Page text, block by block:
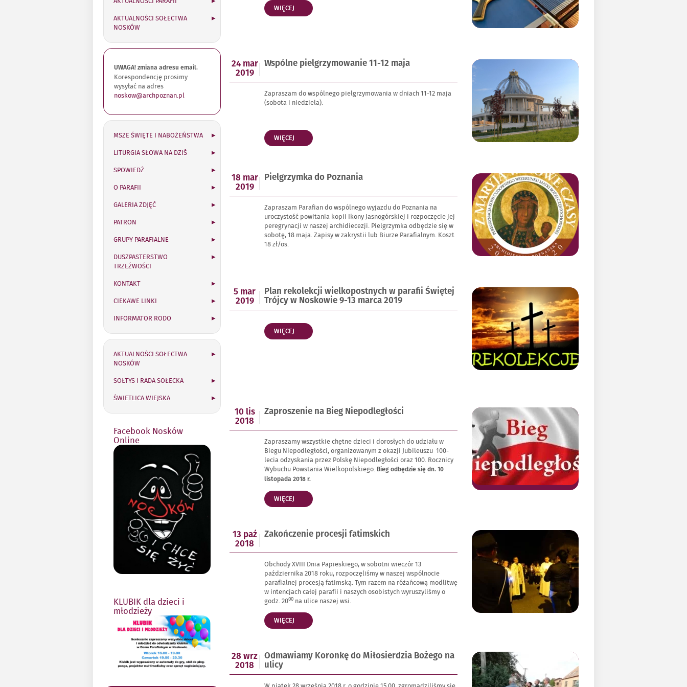
AKTUALNOŚCI SOŁECTWA
NOSKÓW
UWAGA! zmiana adresu email.
Korespondencję prosimy
wysyłać na adres
noskow@archpoznan.pl
MSZE ŚWIĘTE I NABOŻEŃSTWA
LITURGIA SŁOWA NA DZIŚ
SPOWIEDŹ
O PARAFII
GALERIA ZDJĘĆ
PATRON
GRUPY PARAFIALNE
DUSZPASTERSTWO
TRZEŹWOŚCI
KONTAKT
CIEKAWE LINKI
INFORMATOR RODO
Sołectwo Nosków
AKTUALNOŚCI SOŁECTWA
NOSKÓW
SOŁTYS I RADA SOŁECKA
ŚWIETLICA WIEJSKA
Facebook Nosków
Online
KLUBIK dla dzieci i
młodzieży
WIĘCEJ „TURNIEJ
TENISA
Wspólne pielgrzymowanie 11-12 maja
Opublikowano
w
dniu
24 mar
2019
Zapraszam do wspólnego pielgrzymowania w dniach 11-12 maja
(sobota i niedziela).
WIĘCEJ „WSPÓLNE
PIELGRZYMOWANIE
MAJA”
Pielgrzymka do Poznania
Opublikowano
w
dniu
18 mar
2019
Zapraszam Parafian do wspólnego wyjazdu do Poznania na
uroczystość powitania kopii Ikony Jasnogórskiej i rozpoczęcie jej
peregrynacji w naszej archidiecezji. Pielgrzymka odbędzie się w
sobotę, 18 maja. Zapisy w zakrystii lub Biurze Parafialnym. Koszt
18 zł/os.
Plan rekolekcji wielkopostnych w parafii Świętej
Trójcy w Noskowie 9-13 marca 2019
Opublikowano
w
dniu
5 mar
2019
WIĘCEJ
REKOLEKCJI
NOSKOWIE
9-
MARCA
2019”
Zaproszenie na Bieg Niepodległości
Opublikowano
w
dniu
10 lis
2018
Zapraszamy wszystkie chętne dzieci i dorosłych do udziału w
Biegu Niepodległości, organizowanym z okazji Jubileuszu 100-
lecia odzyskania przez Polskę Niepodległości oraz 100. Rocznicy
Wybuchu Powstania Wielkopolskiego. Bieg odbędzie się dn. 10
listopada 2018 r.
WIĘCEJ „ZAPROSZENIE
NA
Zakończenie procesji fatimskich
Opublikowano
w
dniu
13 paź
2018
Obchody XVIII Dnia Papieskiego, w sobotni wieczór 13
października 2018 roku, rozpoczęliśmy w naszej wspólnocie
parafialnej procesją fatimską. Tym razem na różańcową modlitwę
w intencjach całej parafii i naszych osobistych wyruszyliśmy o
godz. 2000 na ulice naszej wsi.
WIĘCEJ „ZAKOŃCZENIE
PROCESJI
Odmawiamy Koronkę do Miłosierdzia Bożego na
ulicy
Opublikowano
w
dniu
28 wrz
2018